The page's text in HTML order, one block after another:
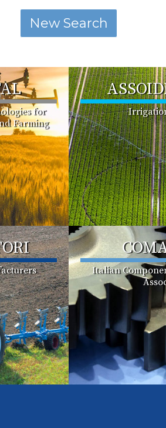
for
Farming
Italian